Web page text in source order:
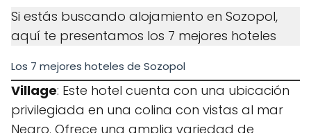
Si estás buscando alojamiento en Sozopol,
aquí te presentamos los 7 mejores hoteles
Los 7 mejores hoteles de Sozopol
Village: Este hotel cuenta con una ubicación
privilegiada en una colina con vistas al mar
Negro. Ofrece una amplia variedad de